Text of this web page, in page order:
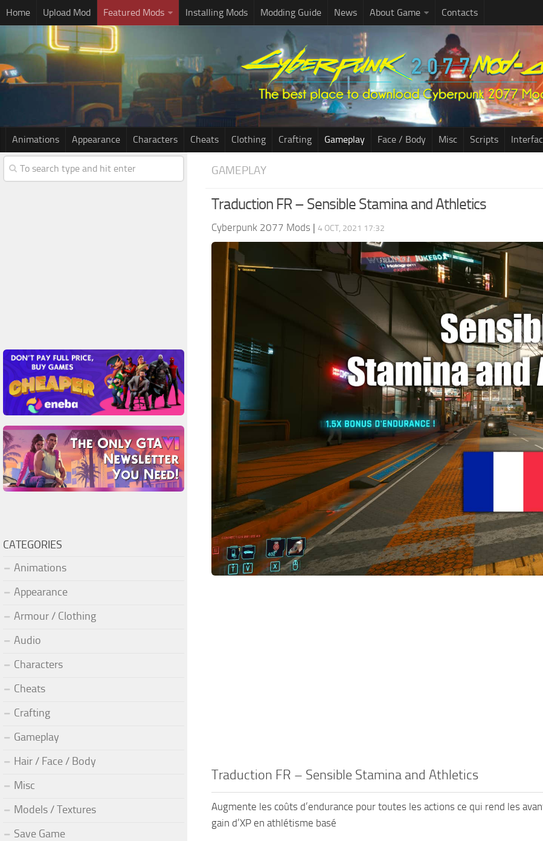
Home Upload Mod Featured Mods Installing Mods Modding Guide News About Game Contacts
Animations Appearance Characters Cheats Clothing Crafting Gameplay Face / Body Misc Scripts
GAMEPLAY
Traduction FR – Sensible Stamina and Athletics
Cyberpunk 2077 Mods | 4 OCT, 2021 17:32
Traduction FR – Sensible Stamina and Athletics
Augmente les coûts d’endurance pour toutes les actions ce qui rend les
gain d’XP en athlétisme basé
CATEGORIES
Animations
Appearance
Armour / Clothing
Audio
Characters
Cheats
Crafting
Gameplay
Hair / Face / Body
Misc
Models / Textures
Save Game